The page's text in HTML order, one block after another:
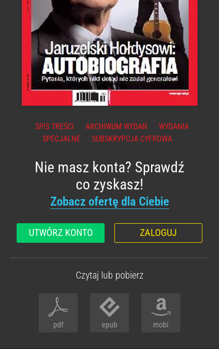
SPIS TREŚCI ARCHIWUM WYDAŃ
WYDANIA
SPECJALNE
SUBSKRYPCJA CYFROWA
Nie masz konta? Sprawdź
co zyskasz!
Zobacz ofertę dla Ciebie
UTWÓRZ KONTO ZALOGUJ
Czytaj lub pobierz
pdf epub mobi